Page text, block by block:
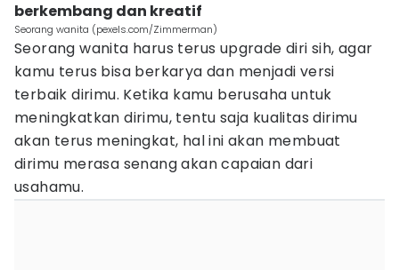
berkembang dan kreatif
Seorang wanita (pexels.com/Zimmerman)
Seorang wanita harus terus upgrade diri sih, agar
kamu terus bisa berkarya dan menjadi versi
terbaik dirimu. Ketika kamu berusaha untuk
meningkatkan dirimu, tentu saja kualitas dirimu
akan terus meningkat, hal ini akan membuat
dirimu merasa senang akan capaian dari
usahamu.